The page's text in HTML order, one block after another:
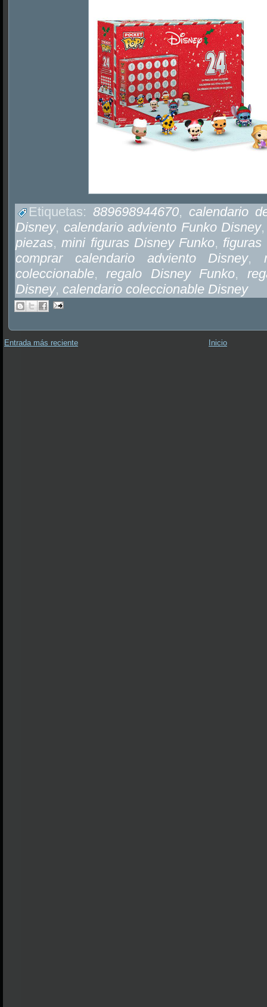
Etiquetas: 889698944670, calendario
Disney, calendario adviento Funko Disney
piezas,mini figuras Disney Funko, figuras
comprar calendario adviento Disney,
coleccionable,regalo Disney Funko,
Disney, calendario coleccionable Disney
Entrada más reciente Inicio